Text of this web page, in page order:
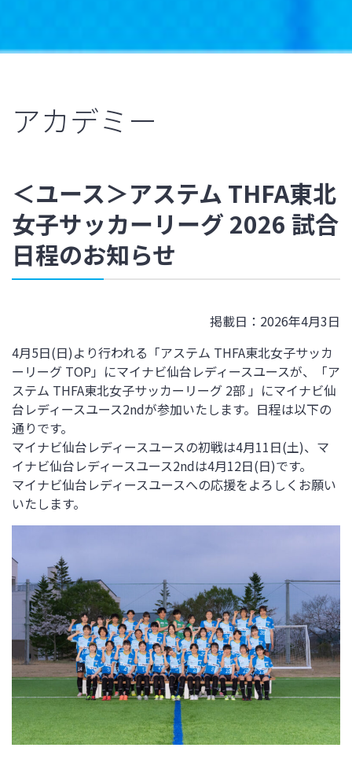
アカデミー
＜ユース＞アステム THFA東北
女子サッカーリーグ 2026 試合
日程のお知らせ
掲載日：2026年4月3日
4月5日(日)より行われる「アステム THFA東北女子サッカ
ーリーグ TOP」にマイナビ仙台レディースユースが、「ア
ステム THFA東北女子サッカーリーグ 2部 」にマイナビ仙
台レディースユース2ndが参加いたします。日程は以下の
通りです。
マイナビ仙台レディースユースの初戦は4月11日(土)、マ
イナビ仙台レディースユース2ndは4月12日(日)です。
マイナビ仙台レディースユースへの応援をよろしくお願い
いたします。